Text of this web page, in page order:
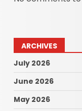
ARCHIVES
July 2026
June 2026
May 2026